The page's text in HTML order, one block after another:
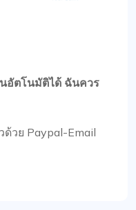
อัตโนมัติได้ ฉันควร
ด้วย Paypal-Email